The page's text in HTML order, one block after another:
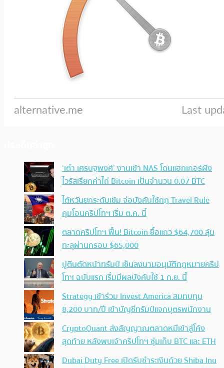
‘เต๋า เศรษฐพงศ์’ งานเข้า NAS โดนแฮกเกอร์ฝัง
ไวรัสเรียกค่าไถ่ Bitcoin เป็นจำนวน 0.07 BTC
ไต้หวันยกระดับเข้ม จ่อบังคับใช้กฏ Travel Rule
คุมโอนคริปโทฯ เริ่ม ต.ค. นี้
ตลาดคริปโทฯ ฟื้น! Bitcoin ยื้อแถว $64,700 ลุ้น
ทะลุผ่านกรอบ $65,000
ปูตินตัดหน้าทรัมป์ เซ็นลงนามอนุมัติกฎหมายคริป
โทฯ ฉบับแรก เริ่มมีผลบังคับใช้ 1 ก.ย. นี้
Strategy เข้าร่วม Invest America สมทบทุน
8,200 บาท/ปี เข้าบัญชีทรัมป์แจกบุตรพนักงาน
CryptoQuant ส่งสัญญาณตลาดหมีเข้าสู่โค้ง
สุดท้าย หลังพบเจ้าคริปโทฯ ซุ่มเก็บ BTC และ ETH
Dubai Duty Free เปิดรับชำระเงินด้วย Shiba Inu